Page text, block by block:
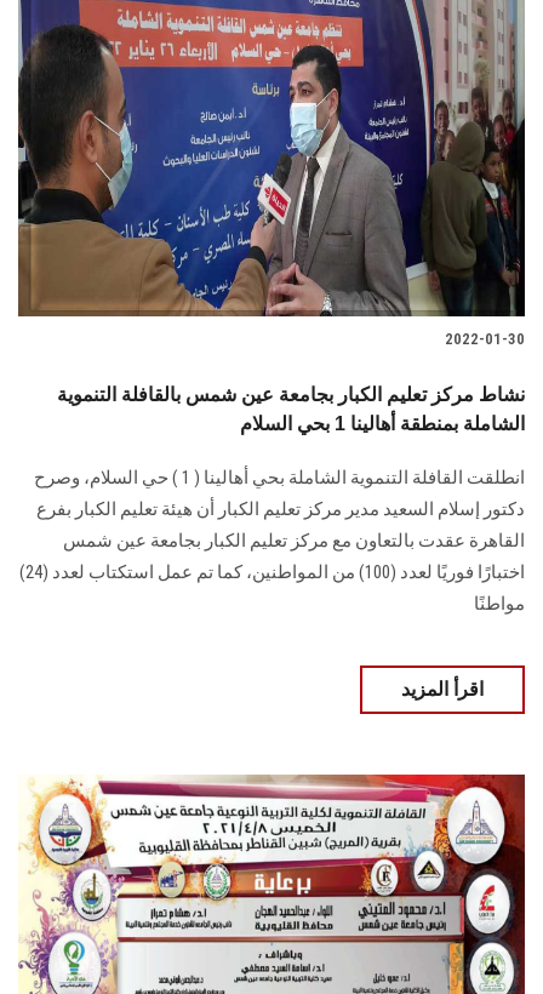
2022-01-30
نشاط مركز تعليم الكبار بجامعة عين شمس بالقافلة التنموية
الشاملة بمنطقة أهالينا 1 بحي السلام
انطلقت القافلة التنموية الشاملة بحي أهالينا ( 1 ) حي السلام، وصرح
دكتور إسلام السعيد مدير مركز تعليم الكبار أن هيئة تعليم الكبار بفرع
القاهرة عقدت بالتعاون مع مركز تعليم الكبار بجامعة عين شمس
اختبارًا فوريًا لعدد (100) من المواطنين، كما تم عمل استكتاب لعدد (24)
مواطنًا
اقرأ المزيد